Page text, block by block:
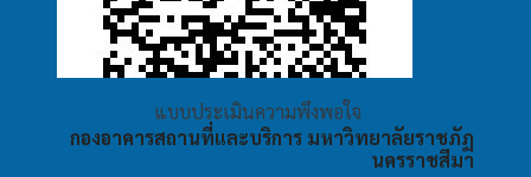
แบบประเมินความพึงพอใจ
กองอาคารสถานที่และบริการ มหาวิทยาลัยราชภัฏ
นครราชสีมา